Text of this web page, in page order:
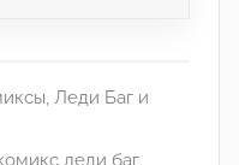
, Леди Баг и
леди баг,